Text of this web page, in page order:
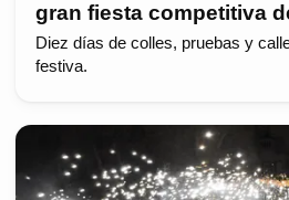
gran fiesta competitiva
Diez días de colles, pruebas y
festiva.